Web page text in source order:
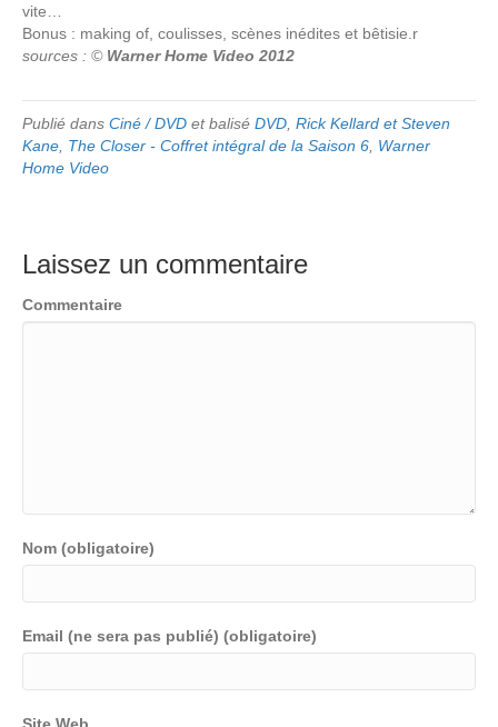
vite…
Bonus : making of, coulisses, scènes inédites et bêtisie.r
sources : © Warner Home Video 2012
Publié dans Ciné / DVD et balisé DVD Rick Kellard et Steven
Kane The Closer - Coffret intégral de la Saison 6 Warner
Home Video
Laissez un commentaire
Commentaire
Nom (obligatoire)
Email (ne sera pas publié) (obligatoire)
Site Web